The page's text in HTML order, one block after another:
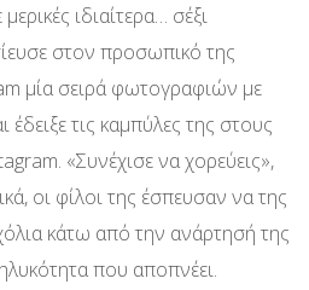
ιδιαίτερα… σέξι
στον προσωπικό της
μία σειρά φωτογραφιών με
έδειξε τις καμπύλες της στους
«Συνέχισε να χορεύεις»,
οι φίλοι της έσπευσαν να της
κάτω από την ανάρτησή της
που αποπνέει.